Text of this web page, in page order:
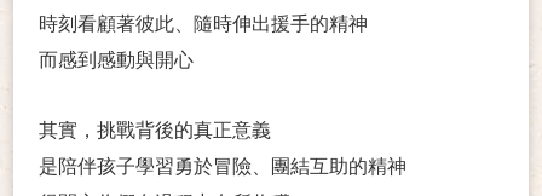
時刻看顧著彼此、隨時伸出援手的精神
而感到感動與開心
其實，挑戰背後的真正意義
是陪伴孩子學習勇於冒險、團結互助的精神